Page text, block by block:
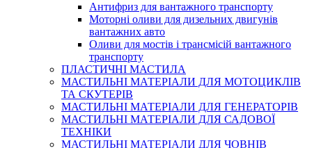
Антифриз для вантажного транспорту
Моторні оливи для дизельних двигунів
вантажних авто
Оливи для мостів і трансмісій вантажного
транспорту
ПЛАСТИЧНІ МАСТИЛА
МАСТИЛЬНІ МАТЕРІАЛИ ДЛЯ МОТОЦИКЛІВ
ТА СКУТЕРІВ
МАСТИЛЬНІ МАТЕРІАЛИ ДЛЯ ГЕНЕРАТОРІВ
МАСТИЛЬНІ МАТЕРІАЛИ ДЛЯ САДОВОЇ
ТЕХНІКИ
МАСТИЛЬНІ МАТЕРІАЛИ ДЛЯ ЧОВНІВ